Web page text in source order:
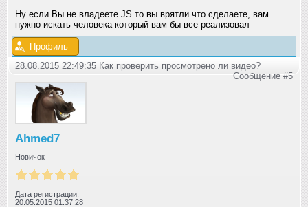
Ну если Вы не владеете JS то вы врятли что сделаете, вам
нужно искать человека который вам бы все реализовал
Профиль
28.08.2015 22:49:35 Как проверить просмотрено ли видео?
Сообщение #5
Ahmed7
Новичок
Дата регистрации:
20.05.2015 01:37:28